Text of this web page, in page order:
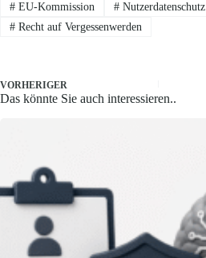
#EU-Kommission #Nutzerdatenschutz
#Recht auf Vergessenwerden
VORHERIGER
Das könnte Sie auch interessieren..